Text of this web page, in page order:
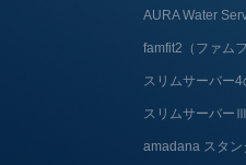
AURA Water
famfit2（ファム
スリムサーバー
スリムサーバー
amadana スタ